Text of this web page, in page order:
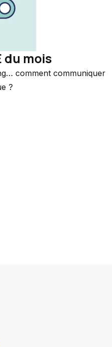
du mois
comment communiquer
?